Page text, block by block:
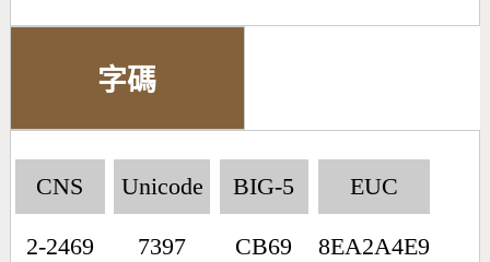
字碼
CNS
2-2469
Unicode
7397
BIG-5
CB69
EUC
8EA2A4E9